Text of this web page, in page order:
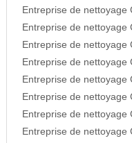
Entreprise de nettoyage
Entreprise de nettoyage
Entreprise de nettoyage
Entreprise de nettoyage
Entreprise de nettoyage
Entreprise de nettoyage
Entreprise de nettoyage
Entreprise de nettoyage